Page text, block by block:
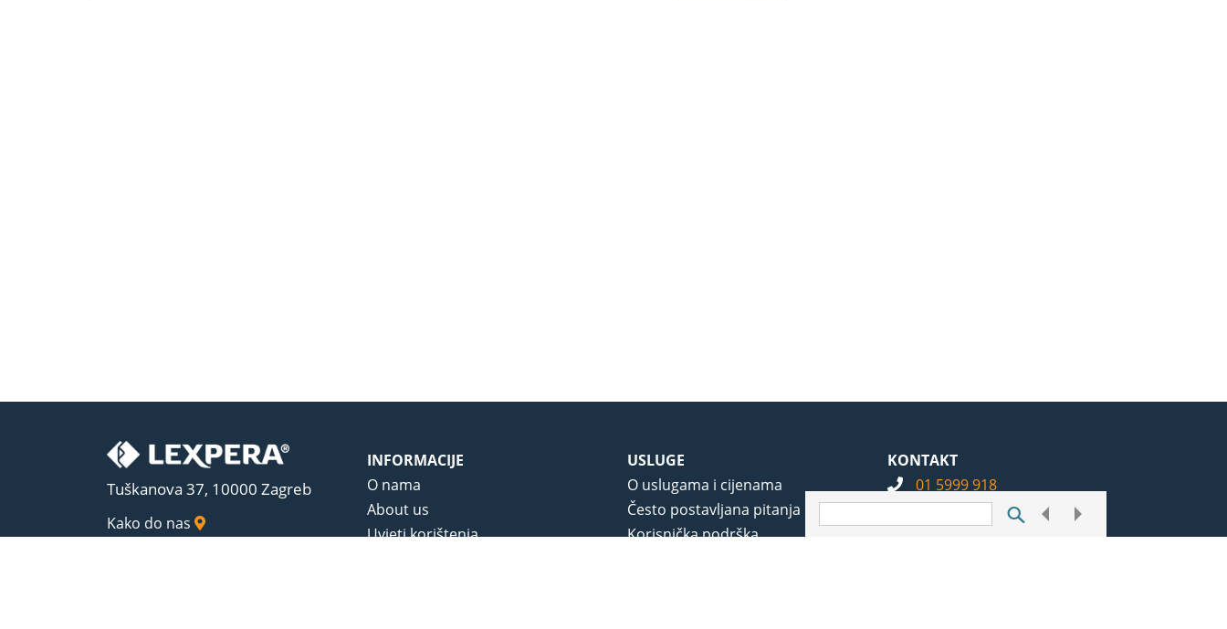
Tuškanova 37, 10000 Zagreb
Kako do nas
INFORMACIJE
O nama
About us
Uvjeti korištenja
USLUGE
O uslugama i cijenama
Često postavljana pitanja
Korisnička podrška
KONTAKT
01 5999 918
info@notarius.hr